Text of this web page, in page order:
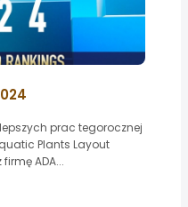
prac tegorocznej
Plants Layout
ADA...